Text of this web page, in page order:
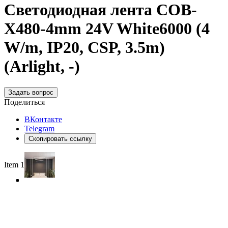
Светодиодная лента COB-
X480-4mm 24V White6000 (4
W/m, IP20, CSP, 3.5m)
(Arlight, -)
Задать вопрос
Поделиться
ВКонтакте
Telegram
Скопировать ссылку
Item 1 of 6